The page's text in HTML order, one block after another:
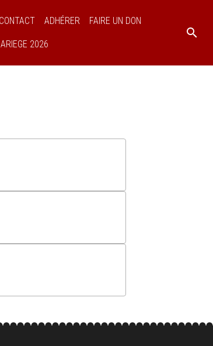
CONTACT ADHÉRER FAIRE UN DON
2026